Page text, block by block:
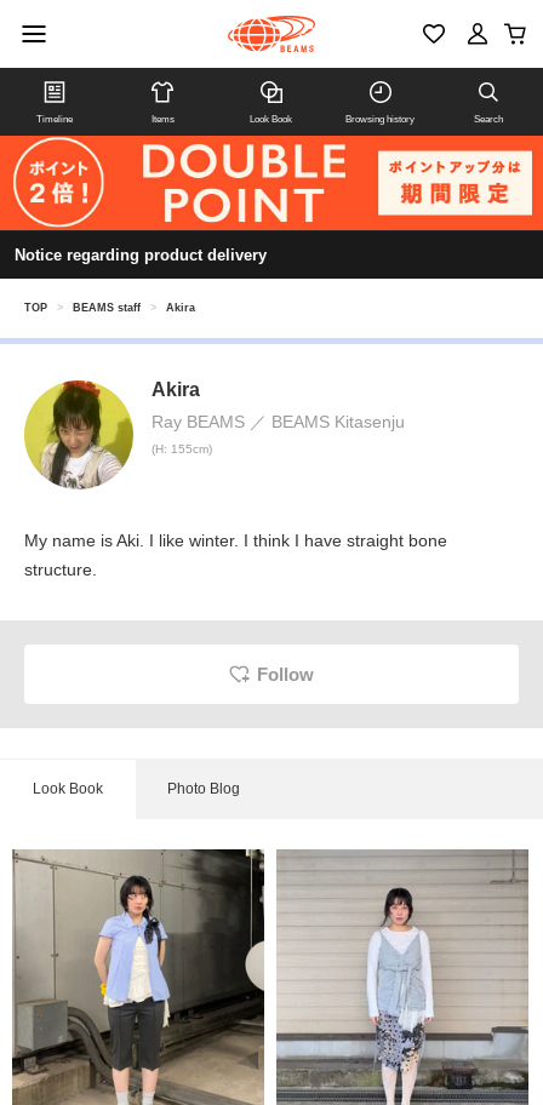
Timeline Items Look Book Browsing history Search
Notice regarding product delivery
TOP > BEAMS staff > Akira
Akira
Ray BEAMS BEAMS Kitasenju
(H: 155cm)
My name is Aki. I like winter. I think I have straight bone
structure.
Follow
Look Book Photo Blog